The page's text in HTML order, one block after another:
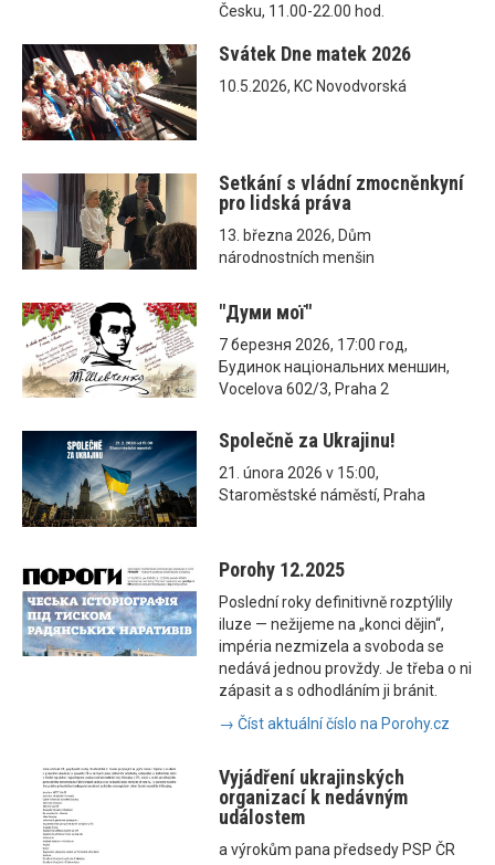
Česku, 11.00-22.00 hod.
Svátek Dne matek 2026
10.5.2026, KC Novodvorská
Setkání s vládní zmocněnkyní
pro lidská práva
13. března 2026, Dům
národnostních menšin
"Думи мої"
7 березня 2026, 17:00 год,
Будинок національних меншин,
Vocelova 602/3, Praha 2
Společně za Ukrajinu!
21. února 2026 v 15:00,
Staroměstské náměstí, Praha
Porohy 12.2025
Poslední roky definitivně rozptýlily
iluze — nežijeme na „konci dějin“,
impéria nezmizela a svoboda se
nedává jednou provždy. Je třeba o ni
zápasit a s odhodláním ji bránit.
→ Číst aktuální číslo na Porohy.cz
Vyjádření ukrajinských
organizací k nedávným
událostem
a výrokům pana předsedy PSP ČR